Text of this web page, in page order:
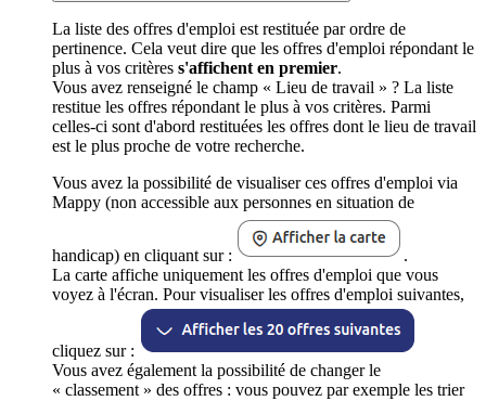
La liste des offres d'emploi est restituée par ordre de
pertinence. Cela veut dire que les offres d'emploi répondant le
plus à vos critères s'affichent en premier.
Vous avez renseigné le champ « Lieu de travail » ? La liste
restitue les offres répondant le plus à vos critères. Parmi
celles-ci sont d'abord restituées les offres dont le lieu de travail
est le plus proche de votre recherche.
Vous avez la possibilité de visualiser ces offres d'emploi via
Mappy (non accessible aux personnes en situation de
handicap) en cliquant sur :
.
La carte affiche uniquement les offres d'emploi que vous
voyez à l'écran. Pour visualiser les offres d'emploi suivantes,
cliquez sur :
Vous avez également la possibilité de changer le
« classement » des offres : vous pouvez par exemple les trier